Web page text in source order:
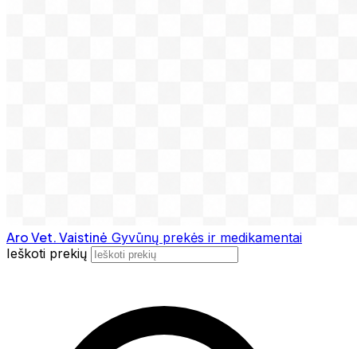
Aro Vet. Vaistinė Gyvūnų prekės ir medikamentai
Ieškoti prekių